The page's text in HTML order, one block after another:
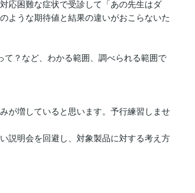
応困難な症状で受診して「あの先生はダ
ような期待値と結果の違いがおこらないた
？など、わかる範囲、調べられる範囲で
が増していると思います。予行練習しませ
説明会を回避し、対象製品に対する考え方